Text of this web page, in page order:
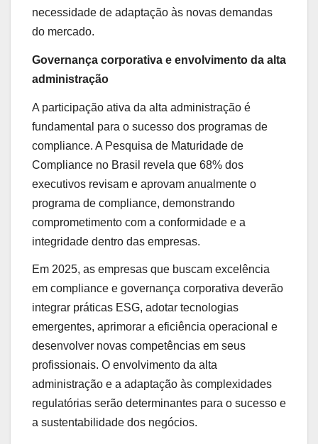
necessidade de adaptação às novas demandas
do mercado.
Governança corporativa e envolvimento da alta
administração
A participação ativa da alta administração é
fundamental para o sucesso dos programas de
compliance. A Pesquisa de Maturidade de
Compliance no Brasil revela que 68% dos
executivos revisam e aprovam anualmente o
programa de compliance, demonstrando
comprometimento com a conformidade e a
integridade dentro das empresas.
Em 2025, as empresas que buscam excelência
em compliance e governança corporativa deverão
integrar práticas ESG, adotar tecnologias
emergentes, aprimorar a eficiência operacional e
desenvolver novas competências em seus
profissionais. O envolvimento da alta
administração e a adaptação às complexidades
regulatórias serão determinantes para o sucesso e
a sustentabilidade dos negócios.